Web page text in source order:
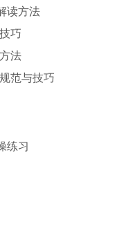
读方法
巧
法
范与技巧
练习